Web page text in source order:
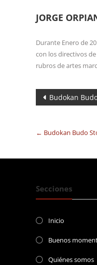
JORGE
Durante Enero de
con los directivos
rubros de artes
Budokan
← Budokan Budo
Secciones
Inicio
Buenos
Quiénes somos